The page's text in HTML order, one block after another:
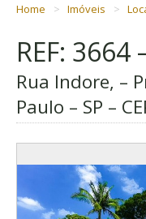
Home Imóveis
REF: 3664
Rua Indore, –
Paulo – SP –